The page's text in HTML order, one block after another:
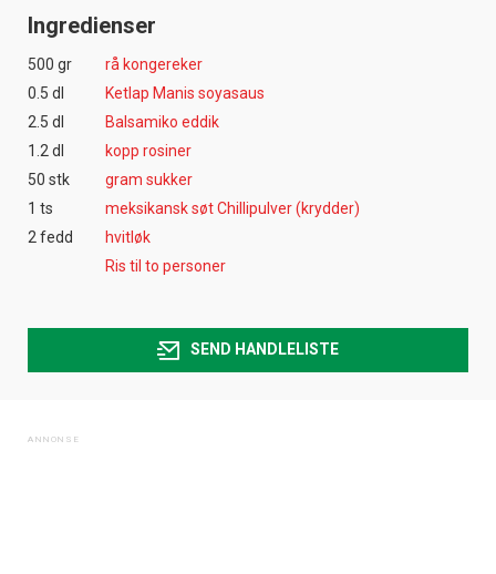
Ingredienser
500 gr
rå kongereker
0.5 dl
Ketlap Manis soyasaus
2.5 dl
Balsamiko eddik
1.2 dl
kopp rosiner
50 stk
gram sukker
1 ts
meksikansk søt Chillipulver (krydder)
2 fedd
hvitløk
Ris til to personer
SEND HANDLELISTE